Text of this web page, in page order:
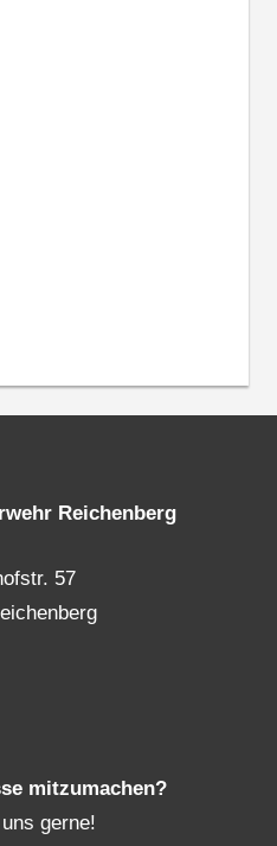
Reichenberg
57
mitzumachen?
gerne!